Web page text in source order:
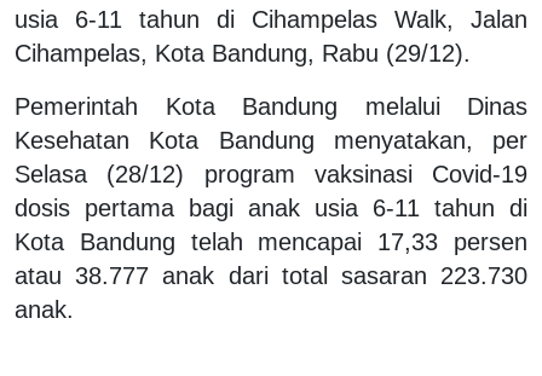
usia 6-11 tahun di Cihampelas Walk, Jalan
Cihampelas, Kota Bandung, Rabu (29/12).
Pemerintah Kota Bandung melalui Dinas
Kesehatan Kota Bandung menyatakan, per
Selasa (28/12) program vaksinasi Covid-19
dosis pertama bagi anak usia 6-11 tahun di
Kota Bandung telah mencapai 17,33 persen
atau 38.777 anak dari total sasaran 223.730
anak.